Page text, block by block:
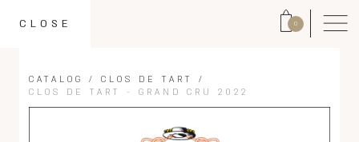
0
CLOSE
CATALOG / CLOS DE TART
/
CLOS DE TART - GRAND CRU 2022